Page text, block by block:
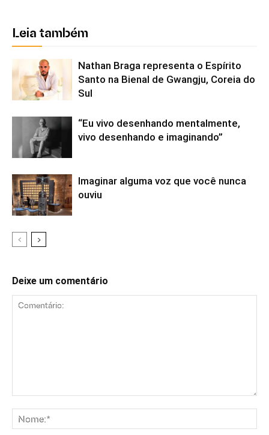
Leia também
Nathan Braga representa o Espírito
Santo na Bienal de Gwangju, Coreia do
Sul
“Eu vivo desenhando mentalmente,
vivo desenhando e imaginando”
Imaginar alguma voz que você nunca
ouviu
Deixe um comentário